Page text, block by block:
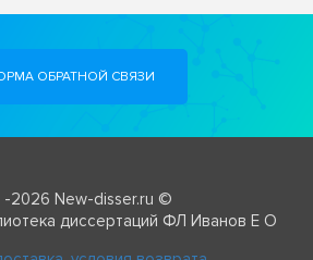
ОБРАТНОЙ СВЯЗИ
-2026 New-disser.ru ©
диссертаций ФЛ Иванов Е О